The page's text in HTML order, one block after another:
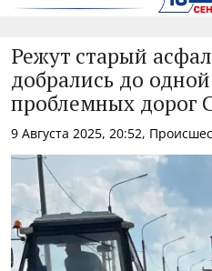
Режут старый
добрались до
проблемных дорог
9 Августа 2025, 20:52,